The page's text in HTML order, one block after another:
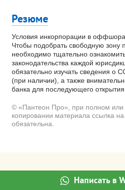
Резюме
Условия инкорпорации в
Чтобы подобрать свободную зону
необходимо тщательно
законодательства каждой
обязательно изучать сведения о
(при наличии), а также
банка для последующего открытия
© «Пантеон Про», при полном или
копировании материала ссылка на
обязательна.
Написать в